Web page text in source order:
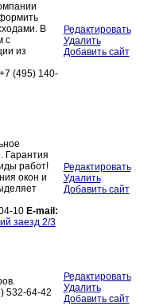
В
с
из
+7 (495) 140-
Редактировать
Удалить
Добавить сайт
Гарантия
работ!
окон и
10 E-mail:
заезд 2/3
Редактировать
Удалить
Добавить сайт
532-64-42
Редактировать
Удалить
Добавить сайт